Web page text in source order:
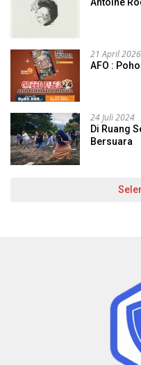
Antoine
21 April 2026
AFO :
24 Juli 2024
Di Ruang
Bersuara